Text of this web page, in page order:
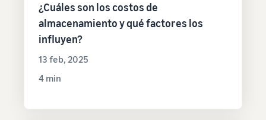
¿Cuáles son los costos de
almacenamiento y qué factores los
influyen?
13 feb, 2025
4 min